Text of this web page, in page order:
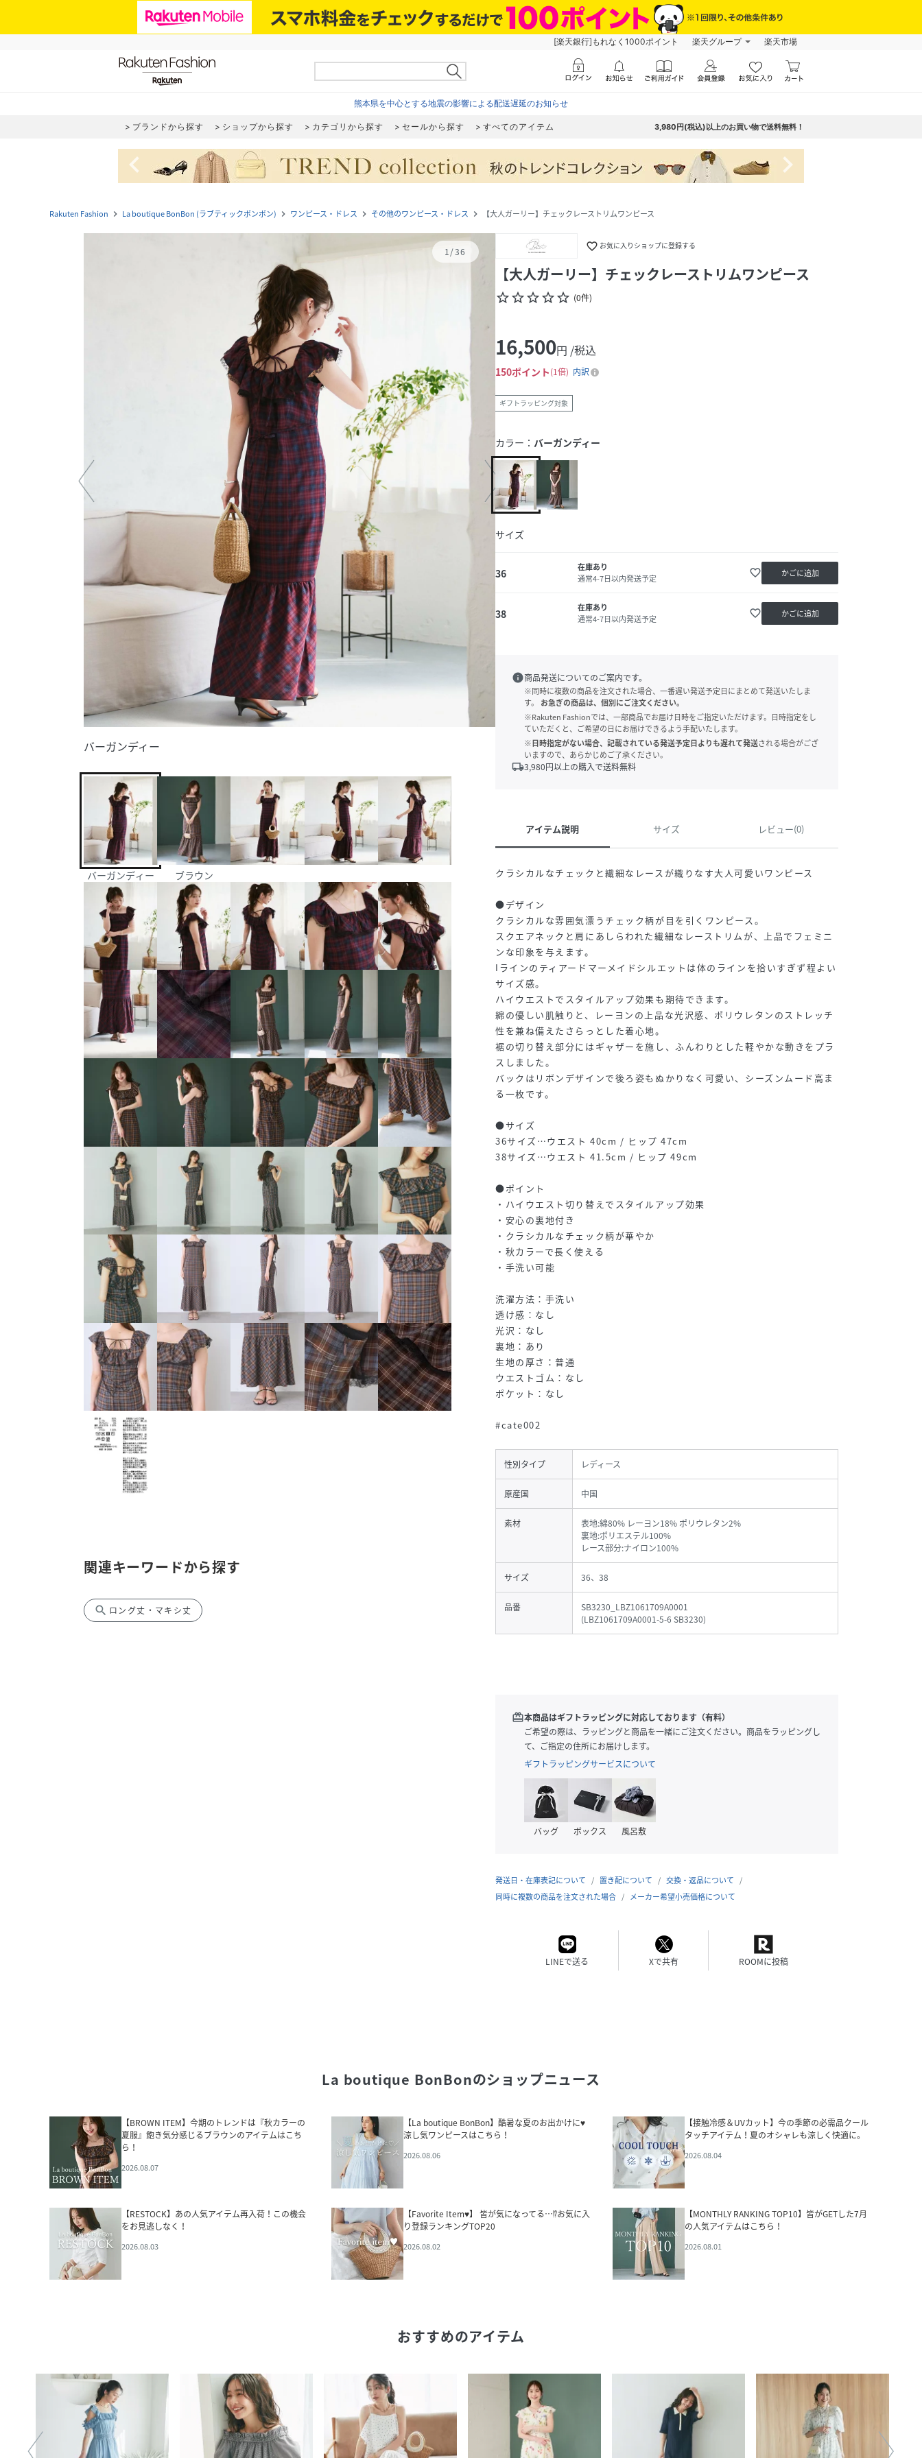
[楽天銀行]もれなく1000ポイント 楽天グループ 楽天市場
熊本県を中心とする地震の影響による配送遅延のお知らせ
ブランドから探す ショップから探す カテゴリから探す セールから探す すべてのアイテム 3,980円(税込)以上のお買い物で送料無料！
navigate_before navigate_next
Rakuten Fashion navigate_next La boutique BonBon (ラブティックボンボン) navigate_next ワンピース・ドレス navigate_next その他のワンピース・ドレス navigate_next 【大人ガーリー】チェックレーストリムワンピース
1/36
バーガンディー
バーガンディー ブラウン
関連キーワードから探す
search ロング丈・マキシ丈
favorite_border お気に入りショップに登録する
【大人ガーリー】チェックレーストリムワンピース
star_borderstar_borderstar_borderstar_borderstar_border (0件)
16,500円 /税込
150ポイント 1倍 内訳
ギフトラッピング対象
カラー： バーガンディー
サイズ
36
在庫あり
通常4-7日以内発送予定
favorite_border かごに追加
38
在庫あり
通常4-7日以内発送予定
favorite_border かごに追加
info商品発送についてのご案内です。
※同時に複数の商品を注文された場合、一番遅い発送予定日にまとめて発送いたしま
す。
お急ぎの商品は、個別にご注文ください。
※Rakuten Fashionでは、一部商品でお届け日時をご指定いただけます。日時指定をし
ていただくと、ご希望の日にお届けできるよう手配いたします。
※日時指定がない場合、記載されている発送予定日よりも遅れて発送される場合がござ
いますので、あらかじめご了承ください。
local_shipping3,980円以上の購入で送料無料
アイテム説明 サイズ レビュー(0)
クラシカルなチェックと繊細なレースが織りなす大人可愛いワンピース
●デザイン
クラシカルな雰囲気漂うチェック柄が目を引くワンピース。
スクエアネックと肩にあしらわれた繊細なレーストリムが、上品でフェミニ
ンな印象を与えます。
Iラインのティアードマーメイドシルエットは体のラインを拾いすぎず程よい
サイズ感。
ハイウエストでスタイルアップ効果も期待できます。
綿の優しい肌触りと、レーヨンの上品な光沢感、ポリウレタンのストレッチ
性を兼ね備えたさらっとした着心地。
裾の切り替え部分にはギャザーを施し、ふんわりとした軽やかな動きをプラ
スしました。
バックはリボンデザインで後ろ姿もぬかりなく可愛い、シーズンムード高ま
る一枚です。
●サイズ
36サイズ…ウエスト 40cm / ヒップ 47cm
38サイズ…ウエスト 41.5cm / ヒップ 49cm
●ポイント
・ハイウエスト切り替えでスタイルアップ効果
・安心の裏地付き
・クラシカルなチェック柄が華やか
・秋カラーで長く使える
・手洗い可能
洗濯方法：手洗い
透け感：なし
光沢：なし
裏地：あり
生地の厚さ：普通
ウエストゴム：なし
ポケット：なし
#cate002
性別タイプ レディース
原産国 中国
素材
表地:綿80% レーヨン18% ポリウレタン2%
裏地:ポリエステル100%
レース部分:ナイロン100%
サイズ 36、38
品番
SB3230_LBZ1061709A0001
(LBZ1061709A0001-5-6 SB3230)
redeem本商品はギフトラッピングに対応しております（有料）
ご希望の際は、ラッピングと商品を一緒にご注文ください。商品をラッピングし
て、ご指定の住所にお届けします。
ギフトラッピングサービスについて
バッグ ボックス 風呂敷
発送日・在庫表記について 置き配について
交換・返品について
同時に複数の商品を注文された場合
メーカー希望小売価格について
LINEで送る Xで共有 ROOMに投稿
La boutique BonBonのショップニュース
【BROWN ITEM】今期のトレンドは『秋カラーの
夏服』飽き気分感じるブラウンのアイテムはこち
ら！
2026.08.07
【La boutique BonBon】酷暑な夏のお出かけに♥
涼し気ワンピースはこちら！
2026.08.06
【接触冷感＆UVカット】今の季節の必需品クール
タッチアイテム！夏のオシャレも涼しく快適に。
2026.08.04
【RESTOCK】あの人気アイテム再入荷！この機会
をお見逃しなく！
2026.08.03
【Favorite Item♥】 皆が気になってる…⁉お気に入
り登録ランキングTOP20
2026.08.02
【MONTHLY RANKING TOP10】皆がGETした7月
の人気アイテムはこちら！
2026.08.01
おすすめのアイテム